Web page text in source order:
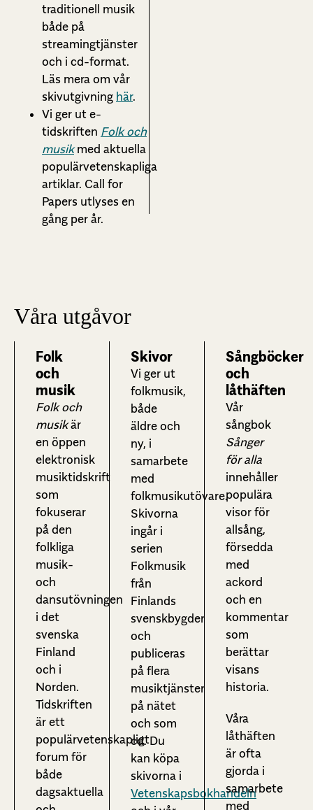
traditionell musik
både på
streamingtjänster
och i cd-format.
Läs mera om vår
skivutgivning här.
Vi ger ut e-
tidskriften Folk och
musikmed aktuella
populärvetenskapliga
artiklar. Call for
Papers utlyses en
gång per år.
Våra utgåvor
Folk
och
musik
Folk och
musikär
en öppen
elektronisk
musiktidskrift
som
fokuserar
på den
folkliga
musik-
och
dansutövningen
i det
svenska
Finland
och i
Norden.
Tidskriften
är ett
populärvetenskapligt
forum för
både
dagsaktuella
Skivor
Vi ger ut
folkmusik,
både
äldre och
ny, i
samarbete
med
folkmusikutövare.
Skivorna
ingår i
serien
Folkmusik
från
Finlands
svenskbygder
och
publiceras
på flera
musiktjänster
på nätet
och som
cd. Du
kan köpa
skivorna i
Vetenskapsbokhandeln
Sångböcker
och
låthäften
Vår
sångbok
Sånger
för alla
innehåller
populära
visor för
allsång,
försedda
med
ackord
och en
kommentar
som
berättar
visans
historia.
Våra
låthäften
är ofta
gjorda i
samarbete
med